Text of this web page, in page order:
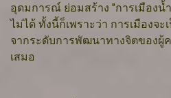
อุดมการณ์ ย่อมสร้าง "การเมืองน้
ไม่ได้ ทั้งนี้ก็เพราะว่า การเมืองจ
จากระดับการพัฒนาทางจิตของ
เสมอ